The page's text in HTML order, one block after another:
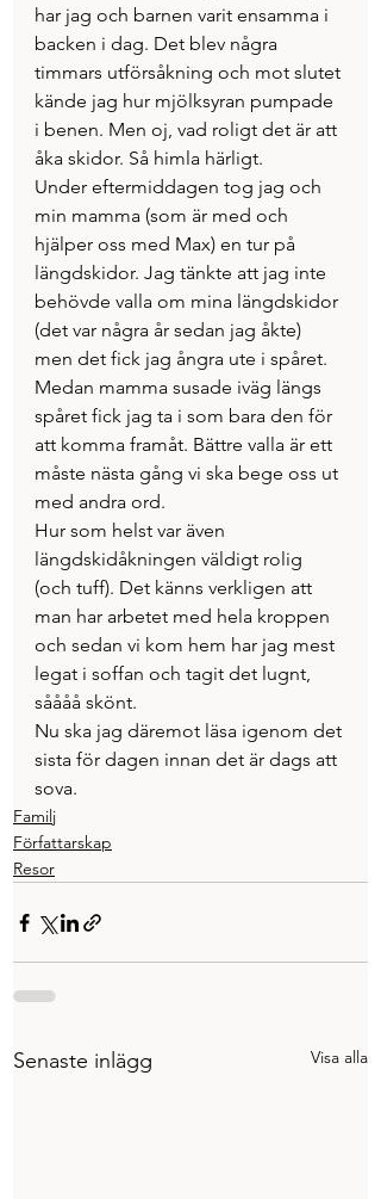
har jag och barnen varit ensamma i
backen i dag. Det blev några
timmars utförsåkning och mot slutet
kände jag hur mjölksyran pumpade
i benen. Men oj, vad roligt det är att
åka skidor. Så himla härligt.
Under eftermiddagen tog jag och
min mamma (som är med och
hjälper oss med Max) en tur på
längdskidor. Jag tänkte att jag inte
behövde valla om mina längdskidor
(det var några år sedan jag åkte)
men det fick jag ångra ute i spåret.
Medan mamma susade iväg längs
spåret fick jag ta i som bara den för
att komma framåt. Bättre valla är ett
måste nästa gång vi ska bege oss ut
med andra ord.
Hur som helst var även
längdskidåkningen väldigt rolig
(och tuff). Det känns verkligen att
man har arbetet med hela kroppen
och sedan vi kom hem har jag mest
legat i soffan och tagit det lugnt,
såååå skönt.
Nu ska jag däremot läsa igenom det
sista för dagen innan det är dags att
sova.
Familj
Författarskap
Resor
Senaste inlägg Visa alla